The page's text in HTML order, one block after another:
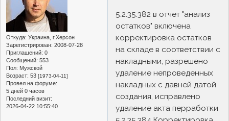
Откуда: Украина, г.Херсон
Зарегистрирован: 2008-07-28
Приглашений: 0
Сообщений: 553
Пол: Мужской
Возраст: 53 [1973-04-11]
Провел на форуме:
5 дней 0 часов
Последний визит:
2026-04-22 10:55:40
5.2.35.382 в отчет "анализ
остатков" включена
корректировка остатков
на складе в соответствии с
накладными, разрешено
удаление непроведенных
накладных с давней датой
создания, исправлено
удаление акта перработки